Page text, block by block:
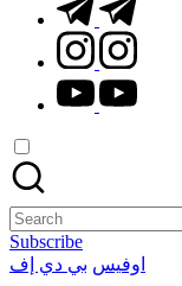
instagram.com
youtube.com
Search
for:
Subscribe
Posted
اوفيس بي دي إف